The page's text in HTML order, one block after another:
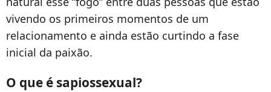
vivendo os primeiros momentos de um
relacionamento e ainda estão curtindo a fase
inicial da paixão.
O que é sapiossexual?